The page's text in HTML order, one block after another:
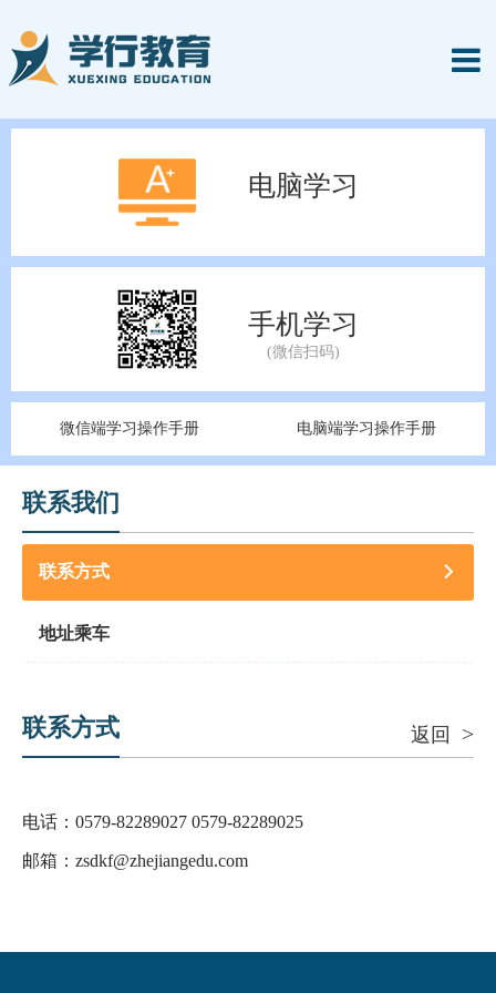
电脑学习
手机学习
微信端学习操作手册 电脑端学习操作手册
联系我们
联系方式
地址乘车
联系方式 返回 >
电话：0579-82289027 0579-82289025
邮箱：zsdkf@zhejiangedu.com